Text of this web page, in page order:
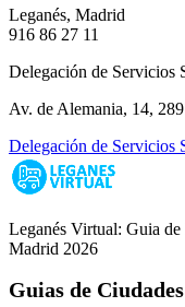
Leganés, Madrid
916 86 27 11
Delegación de Servicios
Av. de Alemania, 14,
Delegación de Servicios
Leganés Virtual: Guia
Madrid 2026
Guias de Ciudades